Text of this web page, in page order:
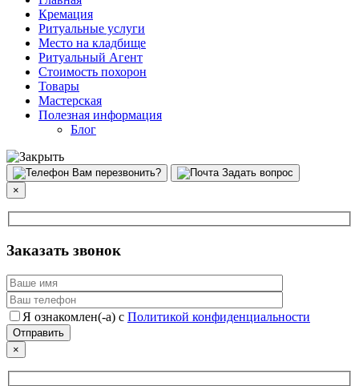
Кремация
Ритуальные услуги
Место на кладбище
Ритуальный Агент
Стоимость похорон
Товары
Мастерская
Полезная информация
Блог
Вам перезвонить?
Задать вопрос
×
Заказать звонок
Я ознакомлен(-а) с Политикой конфиденциальности
×